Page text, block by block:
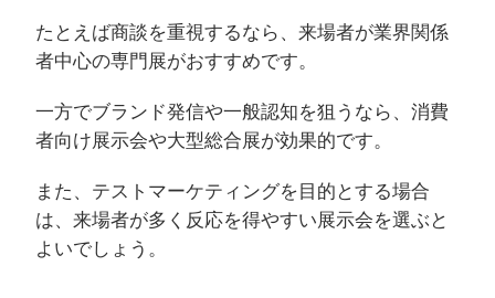
たとえば商談を重視するなら、来場者が業界関係
者中心の専門展がおすすめです。
一方でブランド発信や一般認知を狙うなら、消費
者向け展示会や大型総合展が効果的です。
また、テストマーケティングを目的とする場合
は、来場者が多く反応を得やすい展示会を選ぶと
よいでしょう。